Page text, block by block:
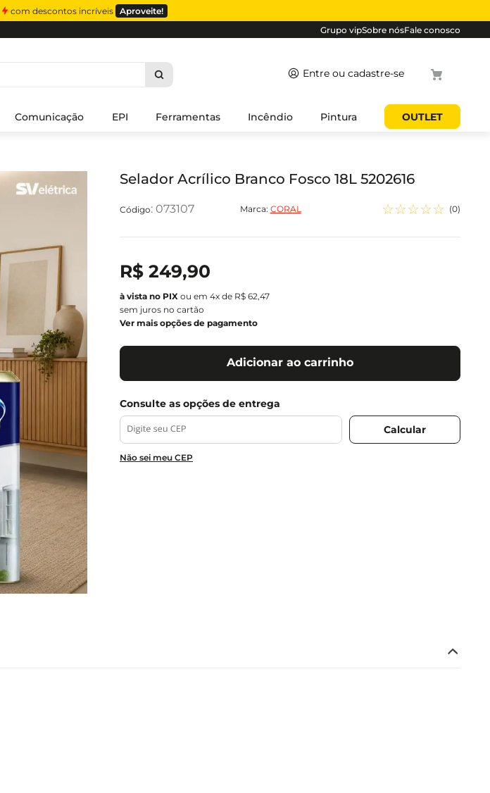
com descontos incríveis Aproveite!
Grupo vipSobre nósFale conosco
Comunicação EPI Ferramentas Incêndio Pintura OUTLET
Selador Acrílico Branco Fosco 18L 5202616
: 073107 Marca: CORAL ☆☆☆☆☆ (0)
R$ 249,90
ou em 4x de R$ 62,47
sem juros no cartão
Ver mais opções de pagamento
Adicionar ao carrinho
Não sei meu CEP
2º luminaria
5º eletroduto